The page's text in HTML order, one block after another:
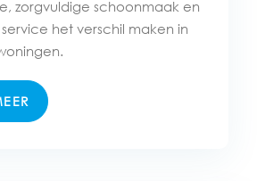
zorgvuldige schoonmaak en
het verschil maken in